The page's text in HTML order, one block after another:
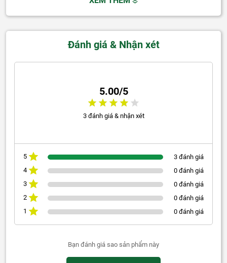
Đánh giá & Nhận xét
5.00/5
3 đánh giá & nhận xét
5
3 đánh giá
4
0 đánh giá
3
0 đánh giá
2
0 đánh giá
1
0 đánh giá
Bạn đánh giá sao sản phẩm này